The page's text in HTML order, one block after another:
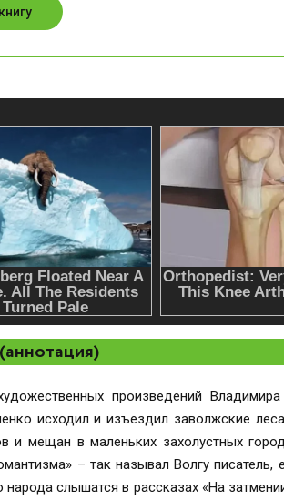
произведений Владимира
исходил и изъездил заволжские леса,
и мещан в маленьких захолустных
– так называл Волгу писатель,
слышатся в рассказах «На